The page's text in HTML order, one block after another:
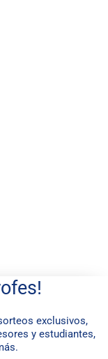
exclusivos,
y estudiantes,